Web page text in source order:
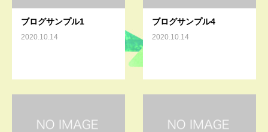
ブログサンプル1
2020.10.14
ブログサンプル4
2020.10.14